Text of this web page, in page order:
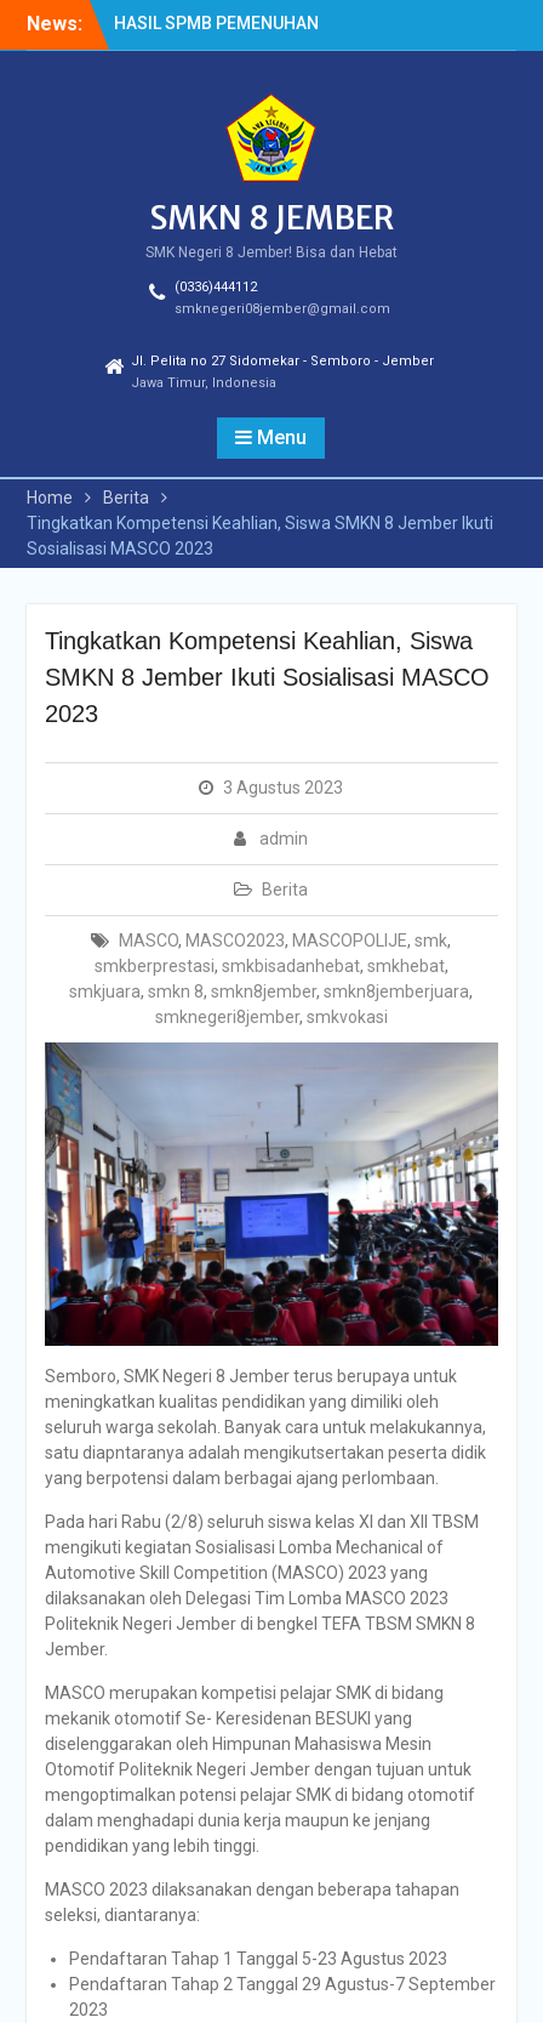
News:
HASIL SPMB PEMENUHAN
KUOTA
HASIL SURVEY KEPUASAN
SMKN 8 JEMBER
SMK Negeri 8 Jember! Bisa dan Hebat
(0336)444112
smknegeri08jember@gmail.com
Jl. Pelita no 27 Sidomekar - Semboro - Jember
Jawa Timur, Indonesia
Menu
Home
Berita
Tingkatkan Kompetensi Keahlian, Siswa SMKN 8 Jember Ikuti
Sosialisasi MASCO 2023
Tingkatkan Kompetensi Keahlian, Siswa
SMKN 8 Jember Ikuti Sosialisasi MASCO
2023
3 Agustus 2023
admin
Berita
MASCO, MASCO2023, MASCOPOLIJE,smk,
smkberprestasi, smkbisadanhebat, smkhebat,
smkjuara,smkn 8,smkn8jember,smkn8jemberjuara,
smknegeri8jember, smkvokasi
Semboro, SMK Negeri 8 Jember terus berupaya untuk
meningkatkan kualitas pendidikan yang dimiliki oleh
seluruh warga sekolah. Banyak cara untuk melakukannya,
satu diapntaranya adalah mengikutsertakan peserta didik
yang berpotensi dalam berbagai ajang perlombaan.
Pada hari Rabu (2/8) seluruh siswa kelas XI dan XII TBSM
mengikuti kegiatan Sosialisasi Lomba Mechanical of
Automotive Skill Competition (MASCO) 2023 yang
dilaksanakan oleh Delegasi Tim Lomba MASCO 2023
Politeknik Negeri Jember di bengkel TEFA TBSM SMKN 8
Jember.
MASCO merupakan kompetisi pelajar SMK di bidang
mekanik otomotif Se- Keresidenan BESUKI yang
diselenggarakan oleh Himpunan Mahasiswa Mesin
Otomotif Politeknik Negeri Jember dengan tujuan untuk
mengoptimalkan potensi pelajar SMK di bidang otomotif
dalam menghadapi dunia kerja maupun ke jenjang
pendidikan yang lebih tinggi.
MASCO 2023 dilaksanakan dengan beberapa tahapan
seleksi, diantaranya:
Pendaftaran Tahap 1 Tanggal 5-23 Agustus 2023
Pendaftaran Tahap 2 Tanggal 29 Agustus-7 September
2023